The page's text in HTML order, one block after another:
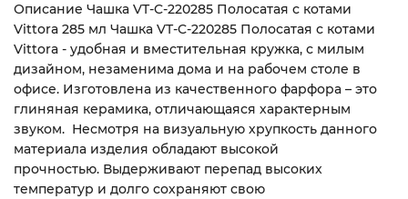
Описание Чашка VT-C-220285 Полосатая с котами
Vittora 285 мл Чашка VT-C-220285 Полосатая с котами
Vittora - удобная и вместительная кружка, с милым
дизайном, незаменима дома и на рабочем столе в
офисе. Изготовлена из качественного фарфора – это
глиняная керамика, отличающаяся характерным
звуком. Несмотря на визуальную хрупкость данного
материала изделия обладают высокой
прочностью. Выдерживают перепад высоких
температур и долго сохраняют свою